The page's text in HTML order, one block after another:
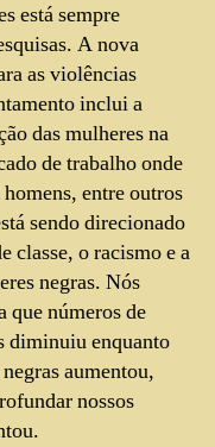
está sempre
A nova
as violências
inclui a
das mulheres na
de trabalho onde
entre outros
sendo direcionado
classe, o racismo e a
negras. Nós
que números de
diminuiu enquanto
aumentou,
nossos